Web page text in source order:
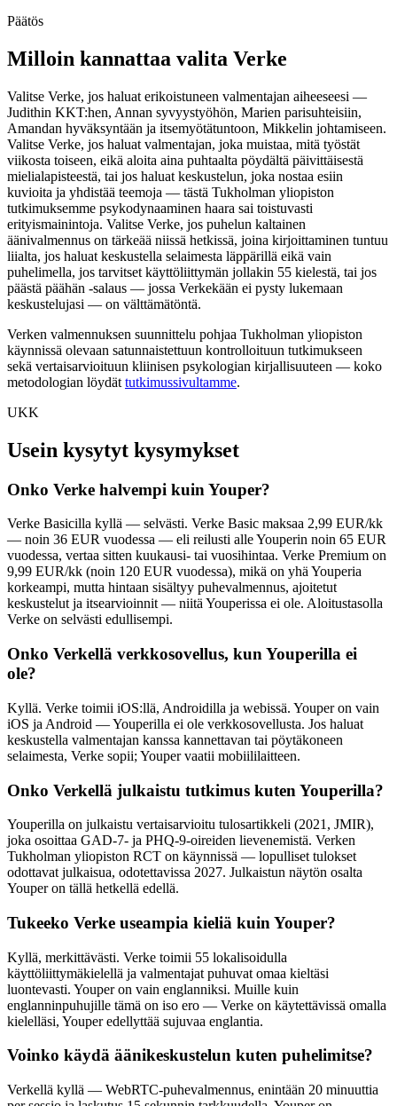
Päätös
Milloin kannattaa valita Verke
Valitse Verke, jos haluat erikoistuneen valmentajan aiheeseesi —
Judithin KKT:hen, Annan syvyystyöhön, Marien parisuhteisiin,
Amandan hyväksyntään ja itsemyötätuntoon, Mikkelin johtamiseen.
Valitse Verke, jos haluat valmentajan, joka muistaa, mitä työstät
viikosta toiseen, eikä aloita aina puhtaalta pöydältä päivittäisestä
mielialapisteestä, tai jos haluat keskustelun, joka nostaa esiin
kuvioita ja yhdistää teemoja — tästä Tukholman yliopiston
tutkimuksemme psykodynaaminen haara sai toistuvasti
erityismainintoja. Valitse Verke, jos puhelun kaltainen
äänivalmennus on tärkeää niissä hetkissä, joina kirjoittaminen tuntuu
liialta, jos haluat keskustella selaimesta läppärillä eikä vain
puhelimella, jos tarvitset käyttöliittymän jollakin 55 kielestä, tai jos
päästä päähän -salaus — jossa Verkekään ei pysty lukemaan
keskustelujasi — on välttämätöntä.
Verken valmennuksen suunnittelu pohjaa Tukholman yliopiston
käynnissä olevaan satunnaistettuun kontrolloituun tutkimukseen
sekä vertaisarvioituun kliinisen psykologian kirjallisuuteen — koko
metodologian löydät tutkimussivultamme.
UKK
Usein kysytyt kysymykset
Onko Verke halvempi kuin Youper?
Verke Basicilla kyllä — selvästi. Verke Basic maksaa 2,99 EUR/kk
— noin 36 EUR vuodessa — eli reilusti alle Youperin noin 65 EUR
vuodessa, vertaa sitten kuukausi- tai vuosihintaa. Verke Premium on
9,99 EUR/kk (noin 120 EUR vuodessa), mikä on yhä Youperia
korkeampi, mutta hintaan sisältyy puhevalmennus, ajoitetut
keskustelut ja itsearvioinnit — niitä Youperissa ei ole. Aloitustasolla
Verke on selvästi edullisempi.
Onko Verkellä verkkosovellus, kun Youperilla ei
ole?
Kyllä. Verke toimii iOS:llä, Androidilla ja webissä. Youper on vain
iOS ja Android — Youperilla ei ole verkkosovellusta. Jos haluat
keskustella valmentajan kanssa kannettavan tai pöytäkoneen
selaimesta, Verke sopii; Youper vaatii mobiililaitteen.
Onko Verkellä julkaistu tutkimus kuten Youperilla?
Youperilla on julkaistu vertaisarvioitu tulosartikkeli (2021, JMIR),
joka osoittaa GAD-7- ja PHQ-9-oireiden lievenemistä. Verken
Tukholman yliopiston RCT on käynnissä — lopulliset tulokset
odottavat julkaisua, odotettavissa 2027. Julkaistun näytön osalta
Youper on tällä hetkellä edellä.
Tukeeko Verke useampia kieliä kuin Youper?
Kyllä, merkittävästi. Verke toimii 55 lokalisoidulla
käyttöliittymäkielellä ja valmentajat puhuvat omaa kieltäsi
luontevasti. Youper on vain englanniksi. Muille kuin
englanninpuhujille tämä on iso ero — Verke on käytettävissä omalla
kielelläsi, Youper edellyttää sujuvaa englantia.
Voinko käydä äänikeskustelun kuten puhelimitse?
Verkellä kyllä — WebRTC-puhevalmennus, enintään 20 minuuttia